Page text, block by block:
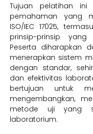
Tujuan pelatihan ini
pemahaman yang
ISO/IEC 17025,
prinsip-prinsip
Peserta diharapkan
menerapkan sistem
dengan standar,
dan efektivitas
bertujuan untuk
mengembangkan,
metode uji yang
laboratorium.